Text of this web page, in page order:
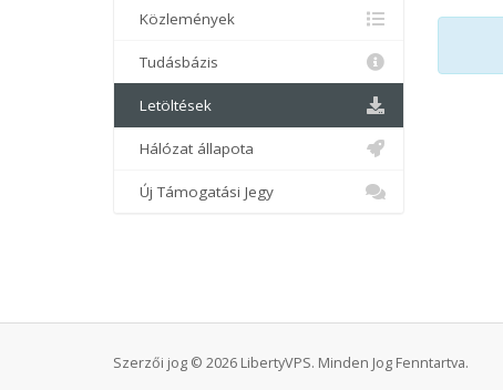
Közlemények
Tudásbázis
Letöltések
Hálózat állapota
Új Támogatási Jegy
Szerzői jog © 2026 LibertyVPS. Minden Jog Fenntartva.